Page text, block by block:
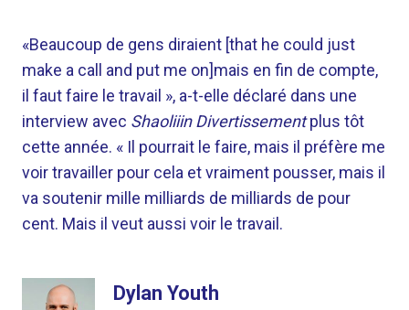
«Beaucoup de gens diraient [that he could just
make a call and put me on]mais en fin de compte,
il faut faire le travail », a-t-elle déclaré dans une
interview avec Shaoliiin Divertissementplus tôt
cette année. « Il pourrait le faire, mais il préfère me
voir travailler pour cela et vraiment pousser, mais il
va soutenir mille milliards de milliards de pour
cent. Mais il veut aussi voir le travail.
Dylan Youth